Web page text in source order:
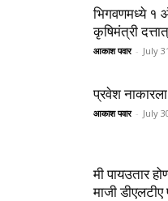
भिगवणमध्ये १
कृषिमंत्री
आकाश पवार - July
प्रवेश नाकारला
आकाश पवार - July
मी पायउतार
माजी